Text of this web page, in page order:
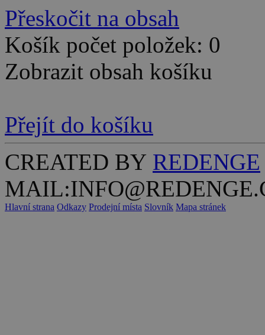
Přeskočit na obsah
Košík počet položek: 0
Zobrazit obsah košíku
Přejít do košíku
CREATED BY REDENGE
Hlavní strana Odkazy Prodejní místa Slovník Mapa stránek